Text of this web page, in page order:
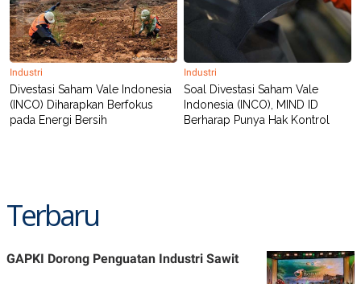
Industri
Divestasi Saham Vale Indonesia
(INCO) Diharapkan Berfokus
pada Energi Bersih
Industri
Soal Divestasi Saham Vale
Indonesia (INCO), MIND ID
Berharap Punya Hak Kontrol
Terbaru
GAPKI Dorong Penguatan Industri Sawit